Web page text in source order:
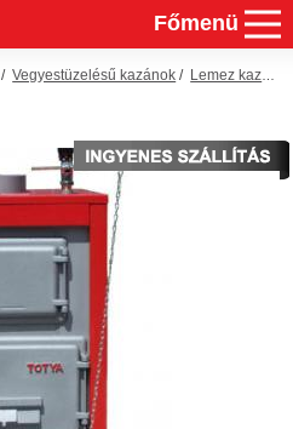
Főmenü
/Vegyestüzelésű kazánok / Lemez kazánok